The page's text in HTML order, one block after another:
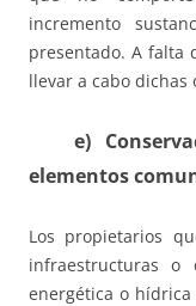
incremento
presentado. A falta
llevar a cabo dichas
e)
elementos
Los propietarios
infraestructuras
energética o